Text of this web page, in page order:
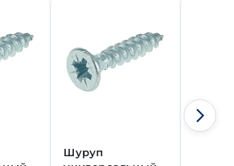
Шуруп